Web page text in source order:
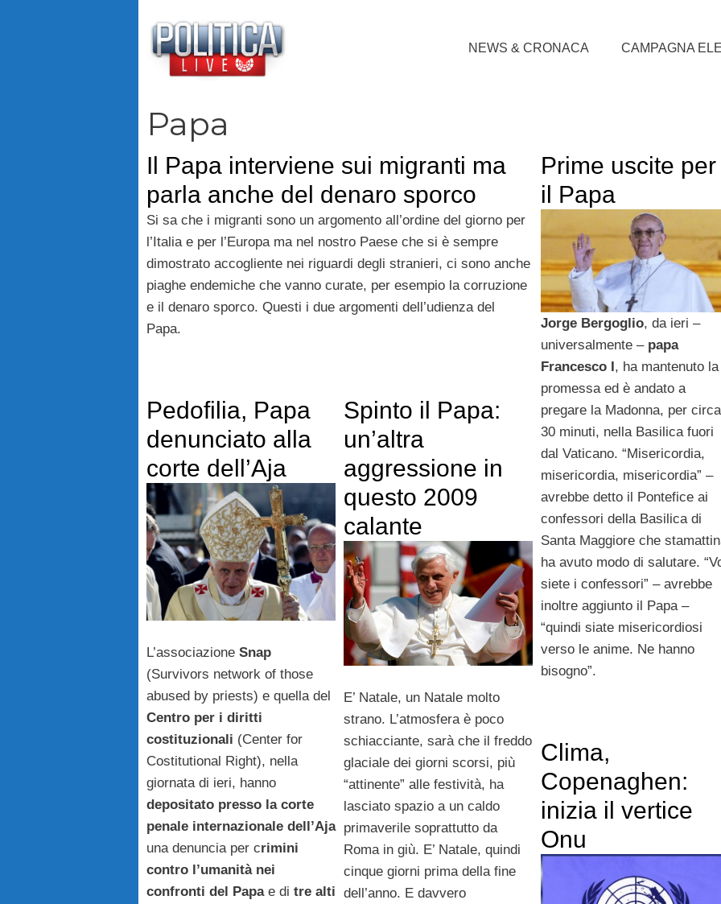
NEWS & CRONACA CAMPAGNA
Papa
Il Papa interviene sui migranti ma
parla anche del denaro sporco
Si sa che i migranti sono un argomento all’ordine del giorno per
l’Italia e per l’Europa ma nel nostro Paese che si è sempre
dimostrato accogliente nei riguardi degli stranieri, ci sono anche
piaghe endemiche che vanno curate, per esempio la corruzione
e il denaro sporco. Questi i due argomenti dell’udienza del
Papa.
Prime uscite per
il Papa
Jorge Bergoglio, da ieri –
universalmente – papa
Francesco I , ha mantenuto la
promessa ed è andato a
pregare la Madonna, per circa
30 minuti, nella Basilica fuori
dal Vaticano. “Misericordia,
misericordia, misericordia” –
avrebbe detto il Pontefice ai
confessori della Basilica di
Santa Maggiore che
ha avuto modo di salutare.
siete i confessori” – avrebbe
inoltre aggiunto il Papa –
“quindi siate misericordiosi
verso le anime. Ne hanno
bisogno”.
Pedofilia, Papa
denunciato alla
corte dell’Aja
L’associazione Snap
(Survivors network of those
abused by priests) e quella del
Centro per i diritti
costituzionali (Center for
Costitutional Right), nella
giornata di ieri, hanno
depositato presso la corte
penale internazionale dell’Aja
una denuncia per crimini
contro l’umanità nei
confronti del Papae di tre alti
Spinto il Papa:
un’altra
aggressione in
questo 2009
calante
E’ Natale, un Natale molto
strano. L’atmosfera è poco
schiacciante, sarà che il freddo
glaciale dei giorni scorsi, più
“attinente” alle festività, ha
lasciato spazio a un caldo
primaverile soprattutto da
Roma in giù. E’ Natale, quindi
cinque giorni prima della fine
dell’anno. E davvero
Clima,
Copenaghen:
inizia il vertice
Onu